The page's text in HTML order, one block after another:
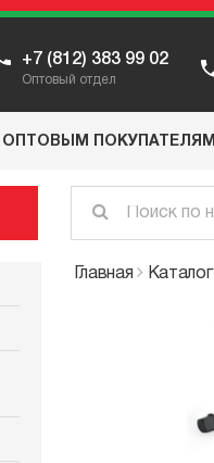
+7 (812) 383 99 02
Оптовый отдел
ОПТОВЫМ ПОКУПАТЕЛЯМ
Главная Каталог